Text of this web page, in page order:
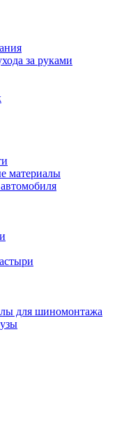
за руками
материалы
для шиномонтажа